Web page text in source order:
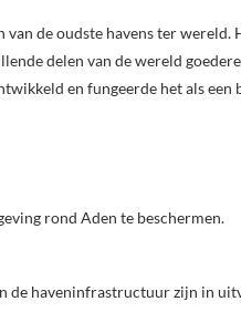
van de oudste havens ter wereld.
delen van de wereld
en fungeerde het als
rond Aden te beschermen.
de haveninfrastructuur zijn in